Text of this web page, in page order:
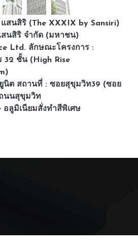
แสนสิริ (The XXXIX by Sansiri)
นสิริ จำกัด (มหาชน)
Ltd. ลักษณะโครงการ :
32 ชั้น (High Rise
นิต สถานที่ : ซอยสุขุมวิท39 (ซอย
นนสุขุมวิท
อลูมิเนียมสั่งทำสีพิเศษ